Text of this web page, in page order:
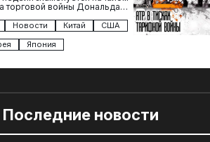
торговой войны Дональда
100 стран…
Новости Китай
США
Япония
Последние новости